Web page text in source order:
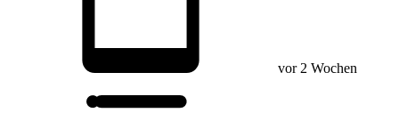
vor 2 Wochen